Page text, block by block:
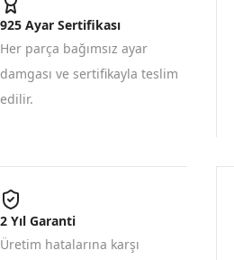
925 Ayar Sertifikası
Her parça bağımsız ayar
damgası ve sertifikayla teslim
edilir.
2 Yıl Garanti
Üretim hatalarına karşı